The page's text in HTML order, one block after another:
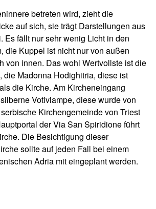
betreten wird, zieht die
auf sich, sie trägt Darstellungen aus
Es fällt nur sehr wenig Licht in den
die Kuppel ist nicht nur von außen
von innen. Das wohl Wertvollste ist die
die Madonna Hodighitria, diese ist
die Kirche. Am Kircheneingang
Votivlampe, diese wurde von
Kirchengemeinde von Triest
der Via San Spiridione führt
Die Besichtigung dieser
sollte auf jeden Fall bei einem
Adria mit eingeplant werden.